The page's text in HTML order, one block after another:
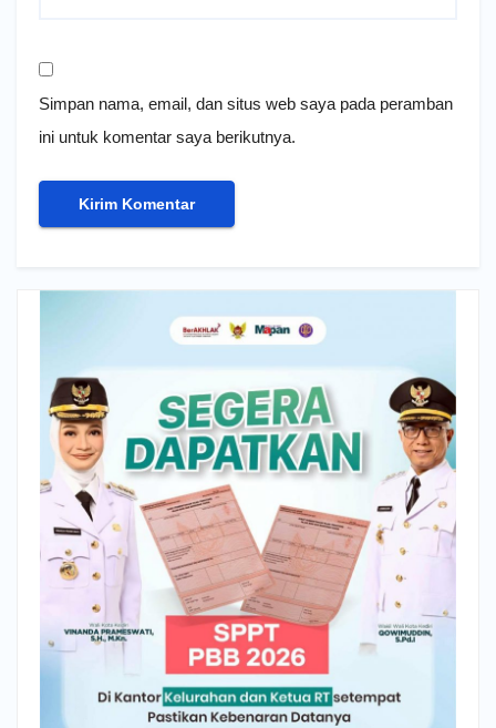
Simpan nama, email, dan situs web saya pada peramban
ini untuk komentar saya berikutnya.